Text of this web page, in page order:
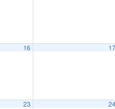
16 17
23 24